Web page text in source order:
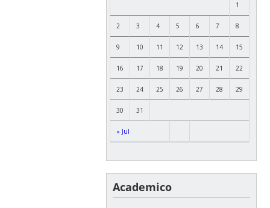
« Jul
1
2 3 4 5 6 7 8
9 10 11 12 13 14 15
16 17 18 19 20 21 22
23 24 25 26 27 28 29
30 31
Academico